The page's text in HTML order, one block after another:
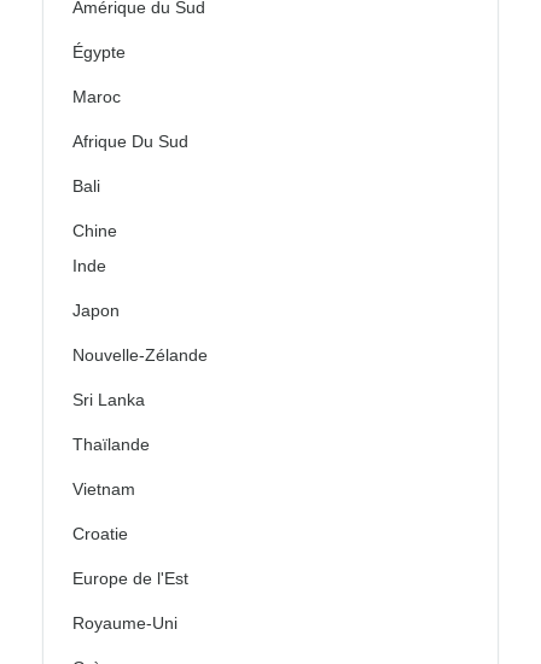
Amérique du Sud
Égypte
Maroc
Afrique Du Sud
Bali
Chine
Inde
Japon
Nouvelle-Zélande
Sri Lanka
Thaïlande
Vietnam
Croatie
Europe de l'Est
Royaume-Uni